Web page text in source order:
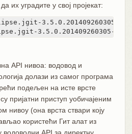
их уградите у свој пројекат:
3.5.0.201409260305-
3.5.0.201409260305-
API нивоа: водовод и
долази из самог програма
подељен на исте врсте
пријатни приступ уобичајеним
нивоу (она врста ствари коју
користећи Гит алат из
водоводни API за директну